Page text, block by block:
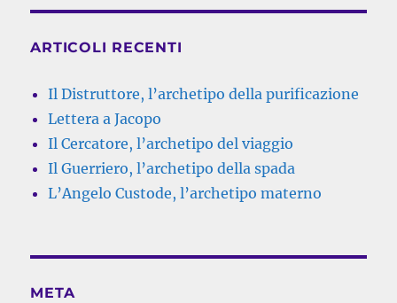
ARTICOLI RECENTI
Il Distruttore, l’archetipo della purificazione
Lettera a Jacopo
Il Cercatore, l’archetipo del viaggio
Il Guerriero, l’archetipo della spada
L’Angelo Custode, l’archetipo materno
META